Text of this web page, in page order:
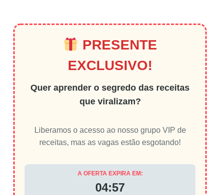
PRESENTE
EXCLUSIVO!
Quer aprender o segredo das receitas
que viralizam?
Liberamos o acesso ao nosso grupo VIP de
receitas, mas as vagas estão esgotando!
A OFERTA EXPIRA EM:
04:56